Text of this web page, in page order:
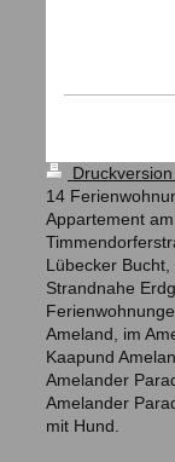
Druckversion
14
Appartement am
Lübecker Bucht,
Strandnahe
Ameland, im
Kaapund
Amelander
Amelander
mit Hund.